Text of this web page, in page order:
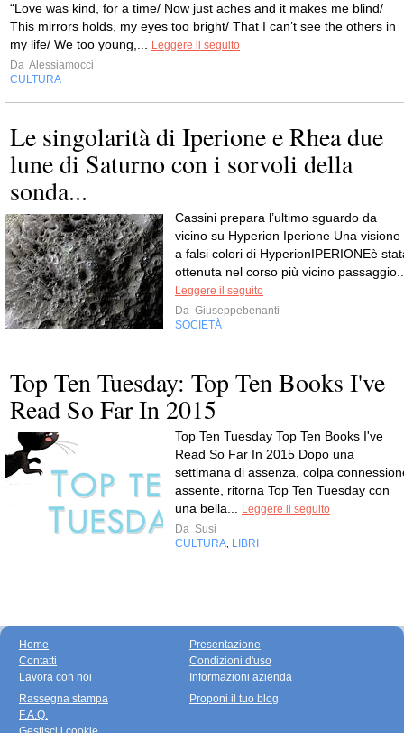
“Love was kind, for a time/ Now just aches and it makes me blind/
This mirrors holds, my eyes too bright/ That I can’t see the others in
my life/ We too young,...
Leggere il seguito
Da Alessiamocci
CULTURA
Le singolarità di Iperione e Rhea due
lune di Saturno con i sorvoli della
sonda...
Cassini prepara l’ultimo sguardo da
vicino su Hyperion Iperione Una visione
a falsi colori di HyperionIPERIONEè
ottenuta nel corso più vicino
Leggere il seguito
Da Giuseppebenanti
SOCIETÀ
Top Ten Tuesday: Top Ten Books I've
Read So Far In 2015
Top Ten Tuesday Top Ten Books I've
Read So Far In 2015 Dopo una
settimana di assenza, colpa
assente, ritorna Top Ten Tuesday con
una bella...
Leggere il seguito
Da Susi
CULTURA LIBRI
Home
Contatti
Lavora con noi
Presentazione
Condizioni d'uso
Informazioni azienda
Rassegna stampa
F.A.Q.
Proponi il tuo blog